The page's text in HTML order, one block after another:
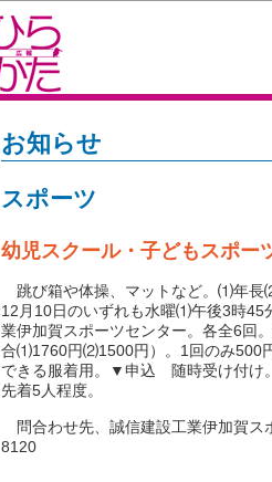
お知らせ
スポーツ
幼児スクール・子どもスポー
跳び箱や体操、マットなど。⑴年
12月10日のいずれも水曜⑴午後3時
業伊加賀スポーツセンター。各全6
合⑴1760円⑵1500円）。1回のみ500
できる服着用。▼申込 随時受け付け
先着5人程度。
問合わせ先、誠信建設工業伊加賀
8120